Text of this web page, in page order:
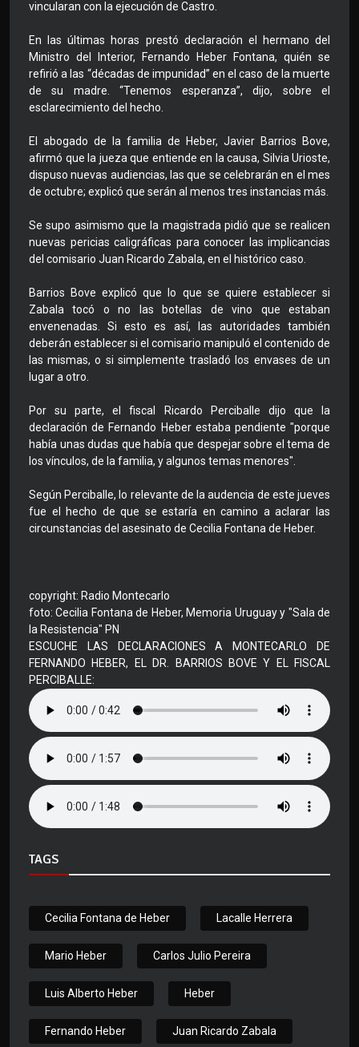
vincularan con la ejecución de Castro.
En las últimas horas prestó declaración el hermano del
Ministro del Interior, Fernando Heber Fontana, quién se
refirió a las “décadas de impunidad” en el caso de la muerte
de su madre. “Tenemos esperanza”, dijo, sobre el
esclarecimiento del hecho.
El abogado de la familia de Heber, Javier Barrios Bove,
afirmó que la jueza que entiende en la causa, Silvia Urioste,
dispuso nuevas audiencias, las que se celebrarán en el mes
de octubre; explicó que serán al menos tres instancias más.
Se supo asimismo que la magistrada pidió que se realicen
nuevas pericias caligráficas para conocer las implicancias
del comisario Juan Ricardo Zabala, en el histórico caso.
Barrios Bove explicó que lo que se quiere establecer si
Zabala tocó o no las botellas de vino que estaban
envenenadas. Si esto es así, las autoridades también
deberán establecer si el comisario manipuló el contenido de
las mismas, o si simplemente trasladó los envases de un
lugar a otro.
Por su parte, el fiscal Ricardo Perciballe dijo que la
declaración de Fernando Heber estaba pendiente "porque
había unas dudas que había que despejar sobre el tema de
los vínculos, de la familia, y algunos temas menores".
Según Perciballe, lo relevante de la audencia de este jueves
fue el hecho de que se estaría en camino a aclarar las
circunstancias del asesinato de Cecilia Fontana de Heber.
copyright: Radio Montecarlo
foto: Cecilia Fontana de Heber, Memoria Uruguay y "Sala de
la Resistencia" PN
ESCUCHE LAS DECLARACIONES A MONTECARLO DE
FERNANDO HEBER, EL DR. BARRIOS BOVE Y EL FISCAL
PERCIBALLE:
TAGS
Cecilia Fontana de Heber Lacalle Herrera
Mario Heber Carlos Julio Pereira
Luis Alberto Heber Heber
Fernando Heber Juan Ricardo Zabala